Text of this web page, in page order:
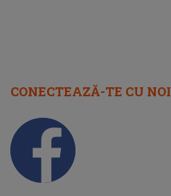
CONECTEAZĂ-TE CU NOI